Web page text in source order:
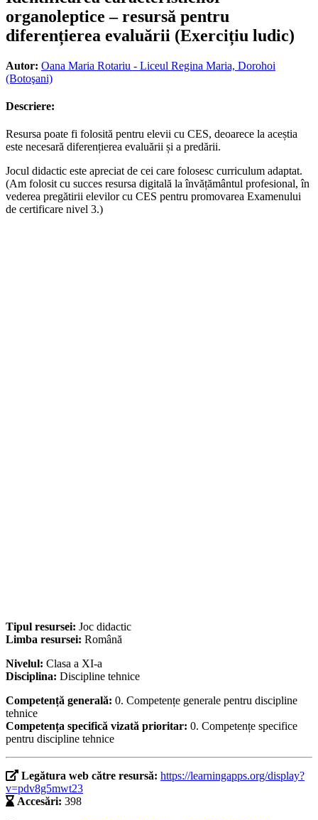
organoleptice – resursă pentru
diferențierea evaluării (Exercițiu ludic)
Autor: Oana Maria Rotariu - Liceul Regina Maria, Dorohoi
(Botoşani)
Descriere:
Resursa poate fi folosită pentru elevii cu CES, deoarece la aceștia
este necesară diferențierea evaluării și a predării.
Jocul didactic este apreciat de cei care folosesc curriculum adaptat.
(Am folosit cu succes resursa digitală la învățământul profesional, în
vederea pregătirii elevilor cu CES pentru promovarea Examenului
de certificare nivel 3.)
Tipul resursei: Joc didactic
Limba resursei: Română
Nivelul: Clasa a XI-a
Disciplina: Discipline tehnice
Competență generală: 0. Competențe generale pentru discipline
tehnice
Competența specifică vizată prioritar: 0. Competențe specifice
pentru discipline tehnice
Legătura web către resursă: https://learningapps.org/display?
v=pdv8g5mwt23
Accesări: 398